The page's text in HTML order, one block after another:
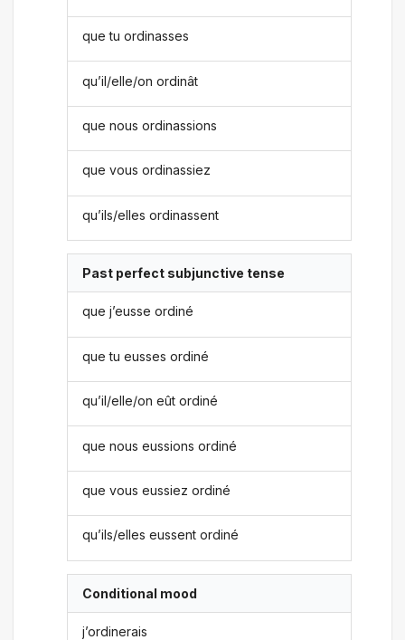
que tu ordinasses
qu’il/elle/on ordinât
que nous ordinassions
que vous ordinassiez
qu’ils/elles ordinassent
Past perfect subjunctive tense
que j’eusse ordiné
que tu eusses ordiné
qu’il/elle/on eût ordiné
que nous eussions ordiné
que vous eussiez ordiné
qu’ils/elles eussent ordiné
Conditional mood
j’ordinerais